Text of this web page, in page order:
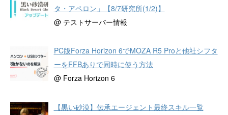
タ・アペロン」【8/7研究所(1/2)】
@ テストサーバー情報
PC版Forza Horizon 6でMOZA R5 Proと他社シフタ
ーをFFBありで同時に使う方法
@ Forza Horizon 6
【黒い砂漠】伝承エージェント最終スキル一覧